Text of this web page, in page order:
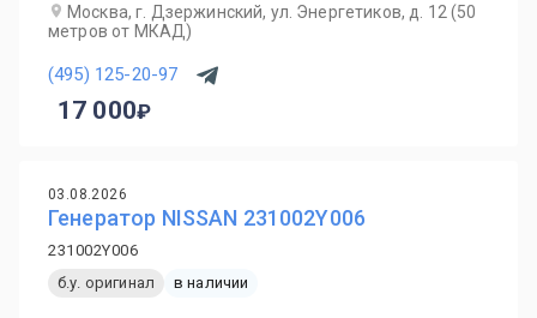
Москва, г. Дзержинский, ул. Энергетиков, д. 12 (50
метров от МКАД)
(495) 125-20-97
17 000
03.08.2026
Генератор NISSAN 231002Y006
231002Y006
б.у. оригинал
в наличии